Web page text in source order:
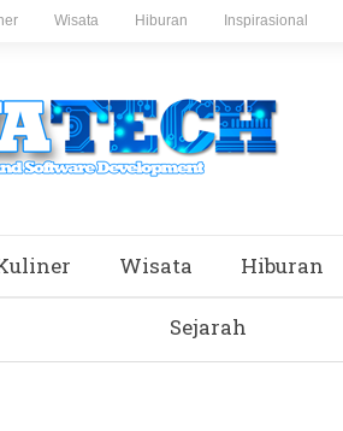
Wisata Hiburan Inspirasional
Wisata Hiburan
Sejarah